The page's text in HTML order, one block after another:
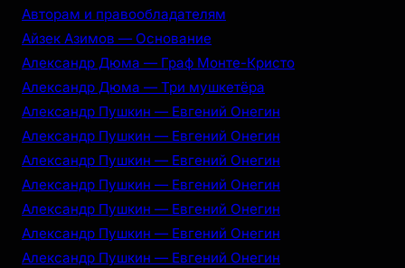
Авторам и правообладателям
Айзек Азимов — Основание
Александр Дюма — Граф Монте-Кристо
Александр Дюма — Три мушкетёра
Александр Пушкин — Евгений Онегин
Александр Пушкин — Евгений Онегин
Александр Пушкин — Евгений Онегин
Александр Пушкин — Евгений Онегин
Александр Пушкин — Евгений Онегин
Александр Пушкин — Евгений Онегин
Александр Пушкин — Евгений Онегин